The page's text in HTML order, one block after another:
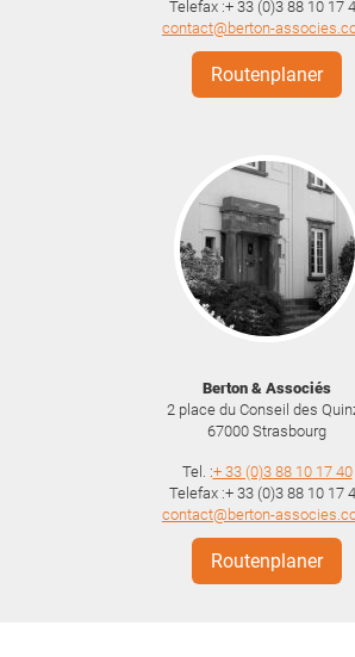
Telefax :+ 33 (0)3 88 10 17
contact@berton-
Routenplaner
Berton & Associés
2 place du Conseil des
67000 Strasbourg
Tel. :+ 33 (0)3 88 10 17 40
Telefax :+ 33 (0)3 88 10 17
contact@berton-
Routenplaner